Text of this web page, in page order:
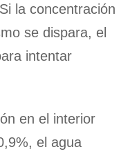
la concentración
se dispara, el
intentar
en el interior
el agua